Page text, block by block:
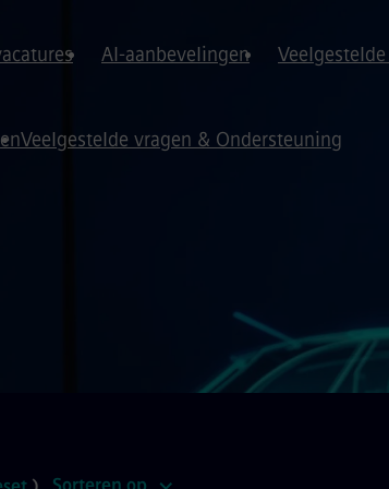
AI-aanbevelingen
Veelgestelde vragen & Ondersteuning